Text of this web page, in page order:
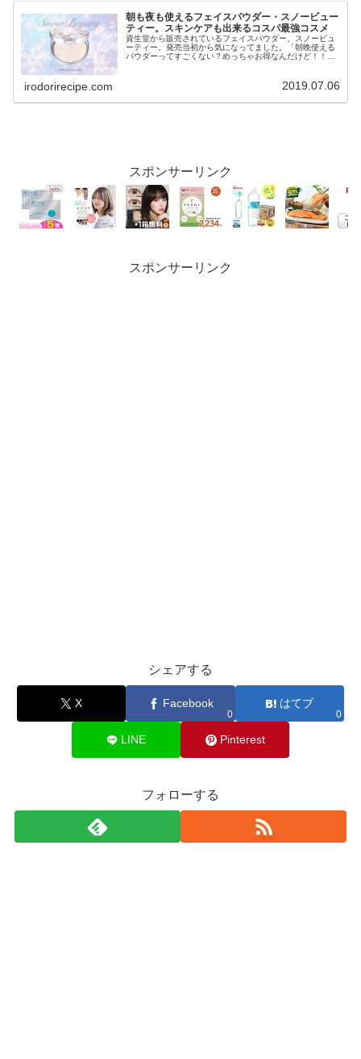
朝も夜も使えるフェイスパウダー・スノービュー
ティー。スキンケアも出来るコスパ最強コスメ
資生堂から販売されているフェイスパウダー、スノービュ
ーティー。発売当初から気になってました。「朝晩使える
パウダーってすごくない？めっちゃお得なんだけど！！」
irodorirecipe.com 2019.07.06
スポンサーリンク
スポンサーリンク
シェアする
X Facebook
0
はてブ
0
LINE Pinterest
フォローする